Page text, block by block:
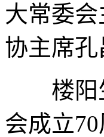
大常委
协主席孔
楼阳生
会成立